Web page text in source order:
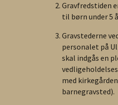
Gravfredstiden
til børn under 5
Gravstederne
personalet på
skal indgås en
med
barnegravsted).